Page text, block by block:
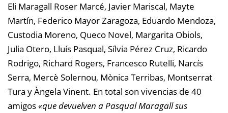
Eli Maragall Roser Marcé, Javier Mariscal, Mayte
Martín, Federico Mayor Zaragoza, Eduardo Mendoza,
Custodia Moreno, Queco Novel, Margarita Obiols,
Julia Otero, Lluís Pasqual, Sílvia Pérez Cruz, Ricardo
Rodrigo, Richard Rogers, Francesco Rutelli, Narcís
Serra, Mercè Solernou, Mònica Terribas, Montserrat
Tura y Àngela Vinent. En total son vivencias de 40
amigos«que devuelven a Pasqual Maragall sus